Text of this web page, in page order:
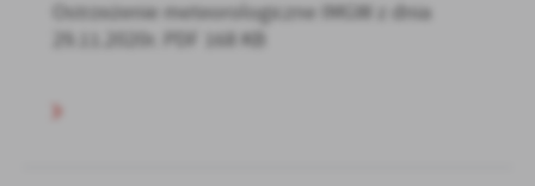
Ostrzeżenie meteorologiczne IMGW z dnia
29.11.2020r. PDF 168 KB